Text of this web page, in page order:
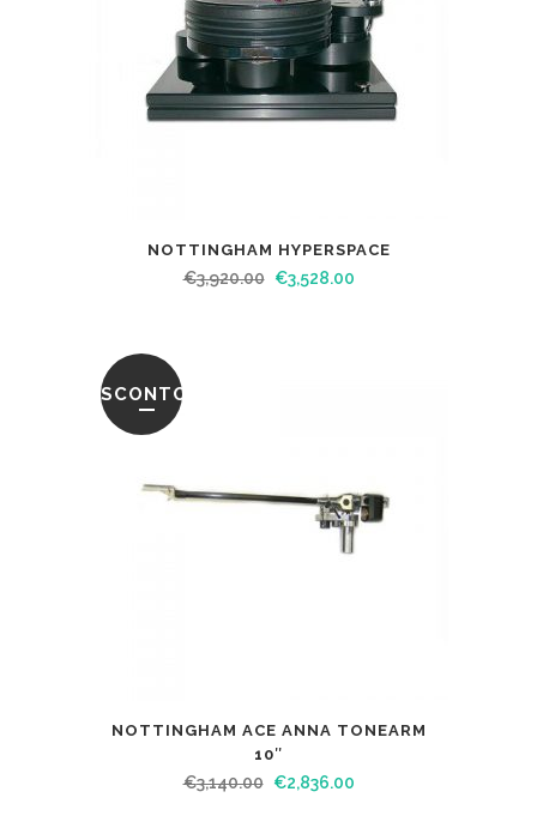
NOTTINGHAM HYPERSPACE
€3,920.00 €3,528.00
SCONTO
NOTTINGHAM ACE ANNA TONEARM
10″
€3,140.00 €2,836.00